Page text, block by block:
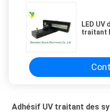
LED
traitant
Adhésif UV traitant des